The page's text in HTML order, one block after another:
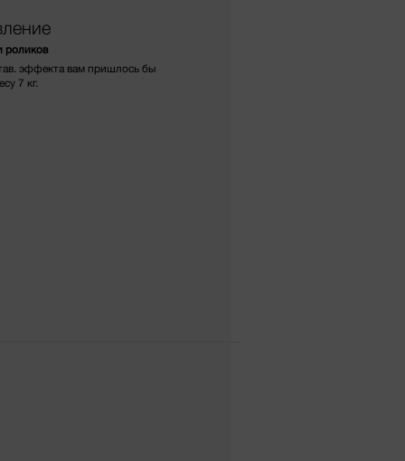
роликов
эффекта вам пришлось бы
7 кг.